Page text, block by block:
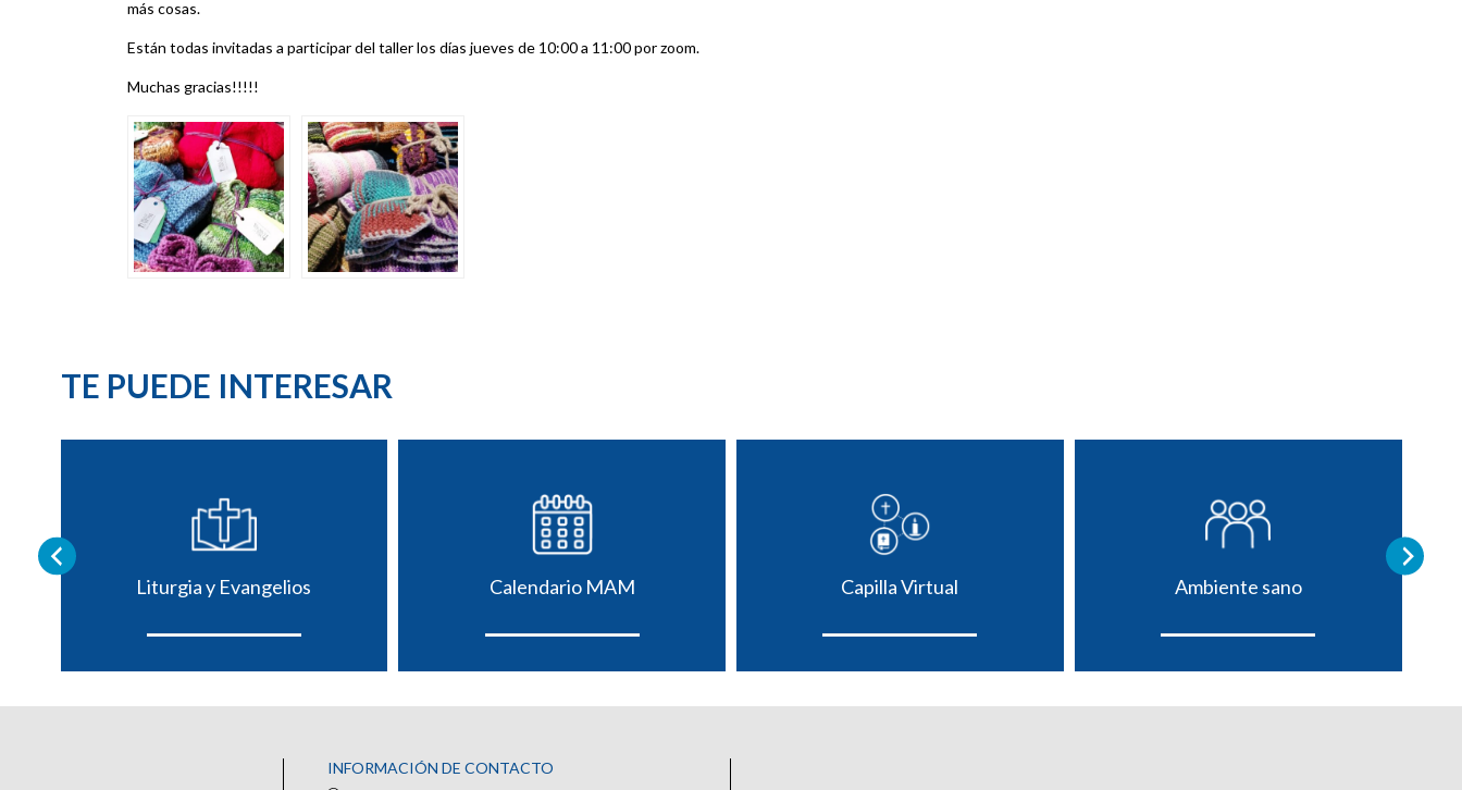
más cosas.
Están todas invitadas a participar del taller los días jueves de 10:00 a 11:00 por zoom.
Muchas gracias!!!!!
TE PUEDE INTERESAR
Liturgia y Evangelios Calendario MAM Capilla Virtual Ambiente sano
INFORMACIÓN DE CONTACTO